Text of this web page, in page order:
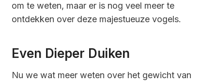
om te weten, maar er is nog veel meer te
ontdekken over deze majestueuze vogels.
Even Dieper Duiken
Nu we wat meer weten over het gewicht van